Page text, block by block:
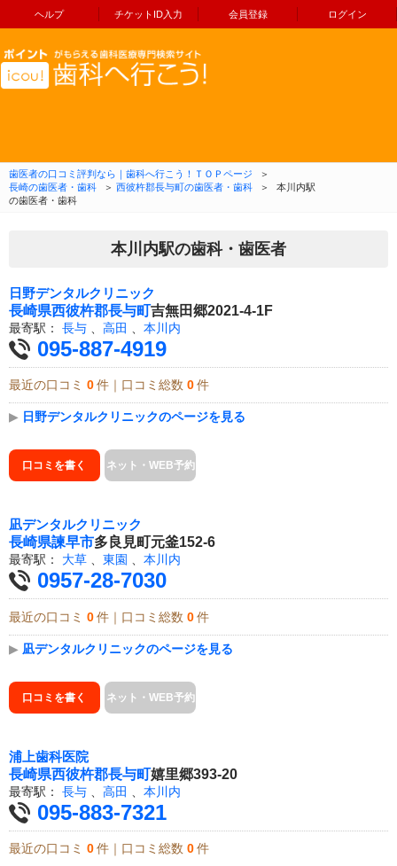
ヘルプ チケットID入力 会員登録 ログイン
コンテンツへ移動
歯医者の口コミ評判なら｜歯科へ行こう！ＴＯＰページ
＞
長崎の歯医者・歯科
＞ 西彼杵郡長与町の歯医者・歯科 ＞
本川内駅
の歯医者・歯科
本川内駅の歯科・歯医者
日野デンタルクリニック
長崎県西彼杵郡長与町吉無田郷2021-4-1F
最寄駅： 長与 高田 本川内
095-887-4919
最近の口コミ 0 件｜口コミ総数 0 件
▶ 日野デンタルクリニックのページを見る
口コミを書く ネット・WEB予約
凪デンタルクリニック
長崎県諫早市多良見町元釜152-6
最寄駅： 大草 、 東園 、 本川内
0957-28-7030
最近の口コミ 0 件｜口コミ総数 0 件
▶ 凪デンタルクリニックのページを見る
口コミを書く ネット・WEB予約
浦上歯科医院
長崎県西彼杵郡長与町嬉里郷393-20
最寄駅： 長与 高田 本川内
095-883-7321
最近の口コミ 0 件｜口コミ総数 0 件